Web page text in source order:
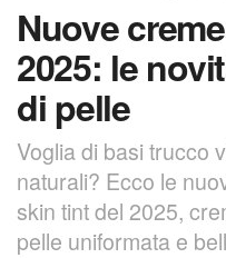
Nuove
2025: le
di pelle
Voglia di basi trucco
naturali? Ecco le
skin tint del 2025,
pelle uniformata e